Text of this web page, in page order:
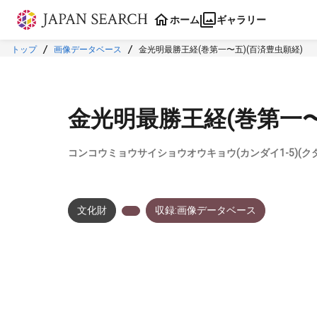
本文に飛ぶ
ホーム ギャラリー
トップ 画像データベース 金光明最勝王経(巻第一〜五)(百済豊虫願経)
金光明最勝王経(巻第一
コンコウミョウサイショウオウキョウ(カンダイ1-5)(ク
文化財 収録:画像データベース